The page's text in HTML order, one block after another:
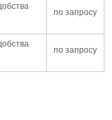
по запросу
по запросу